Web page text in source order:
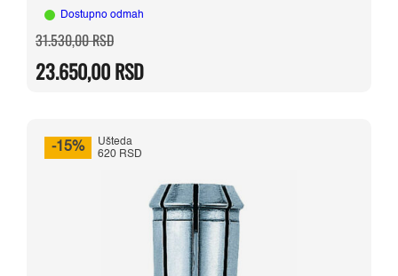
Dostupno odmah
31.530,00RSDOriginalna
cena
bila:
31.530,00 RSD.
23.650,00RSD
Trenutna
cena
23.650,00 RSD.
-15%
Ušteda
620 RSD